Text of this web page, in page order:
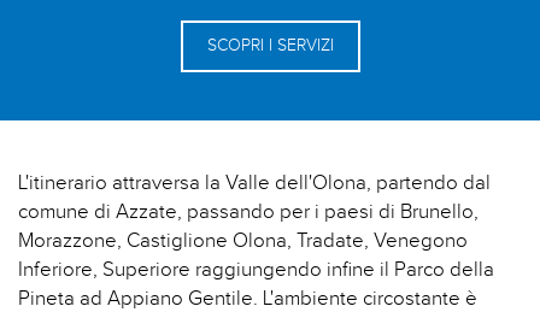
SCOPRI I SERVIZI
L'itinerario attraversa la Valle dell'Olona, partendo dal
comune di Azzate, passando per i paesi di Brunello,
Morazzone, Castiglione Olona, Tradate, Venegono
Inferiore, Superiore raggiungendo infine il Parco della
Pineta ad Appiano Gentile. L'ambiente circostante è